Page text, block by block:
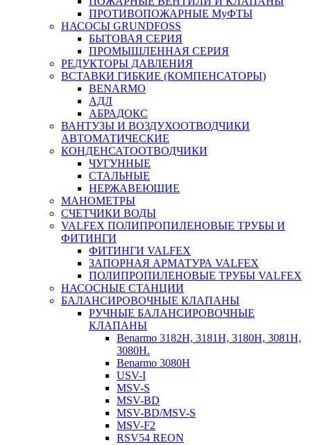
ПРОТИВОПОЖАРНЫЕ МуФТЫ
НАСОСЫ GRUNDFOSS
БЫТОВАЯ СЕРИЯ
ПРОМЫШЛЕННАЯ СЕРИЯ
РЕДУКТОРЫ ДАВЛЕНИЯ
ВСТАВКИ ГИБКИЕ (КОМПЕНСАТОРЫ)
BENARMO
АДЛ
АБРАДОКС
ВАНТУЗЫ И ВОЗДУХООТВОДЧИКИ
АВТОМАТИЧЕСКИЕ
КОНДЕНСАТООТВОДЧИКИ
ЧУГУННЫЕ
СТАЛЬНЫЕ
НЕРЖАВЕЮЩИЕ
МАНОМЕТРЫ
СЧЕТЧИКИ ВОДЫ
VALFEX ПОЛИПРОПИЛЕНОВЫЕ ТРУБЫ И
ФИТИНГИ
ФИТИНГИ VALFEX
ЗАПОРНАЯ АРМАТУРА VALFEX
ПОЛИПРОПИЛЕНОВЫЕ ТРУБЫ VALFEX
НАСОСНЫЕ СТАНЦИИ
БАЛАНСИРОВОЧНЫЕ КЛАПАНЫ
РУЧНЫЕ БАЛАНСИРОВОЧНЫЕ
КЛАПАНЫ
Benarmo 3182H, 3181Н, 3180Н, 3081Н,
3080Н.
Benarmo 3080H
USV-I
MSV-S
MSV-BD
MSV-BD/MSV-S
MSV-F2
RSV54 REON